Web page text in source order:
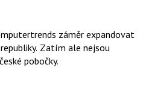
záměr expandovat
Zatím ale nejsou
pobočky.